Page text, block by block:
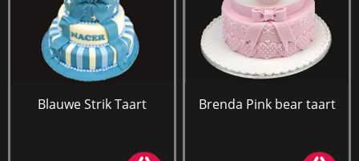
Blauwe Strik Taart Brenda Pink bear taart